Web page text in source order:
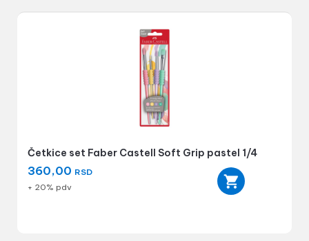
Četkice set Faber Castell Soft Grip pastel 1/4
360,00 RSD
+ 20% pdv